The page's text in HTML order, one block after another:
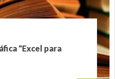
"Excel para